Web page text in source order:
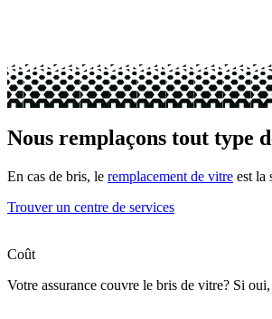
Nous remplaçons tout type
En cas de bris, le remplacement de vitre est la
Trouver un centre de services
Coût
Votre assurance couvre le bris de vitre? Si